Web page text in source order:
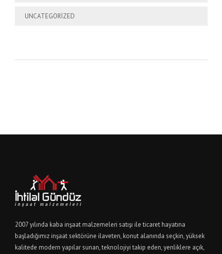
UNCATEGORIZED
2007 yılında kaba inşaat malzemeleri satışı ile ticaret hayatına
başladığımız inşaat sektörüne ilaveten, konut alanında seçkin, yüksek
kalitede modern yapılar sunan, teknolojiyi takip eden, yenliklere açık,